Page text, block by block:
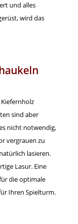
und alles
wird das
sind aber
nicht notwendig,
vergrauen zu
lasieren.
Lasur. Eine
die optimale
Ihren Spielturm.